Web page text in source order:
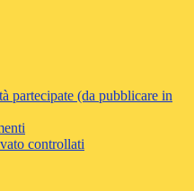
partecipate (da pubblicare in
controllati